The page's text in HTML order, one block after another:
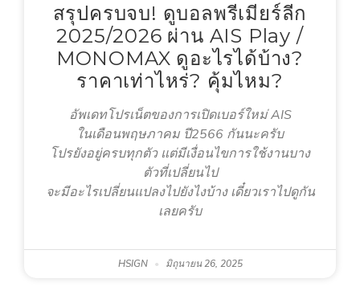
สรุปครบจบ! ดูบอลพรีเมียร์ลีก
2025/2026 ผ่าน AIS Play /
MONOMAX ดูอะไรได้บ้าง?
ราคาเท่าไหร่? คุ้มไหม?
อัพเดทโปรเน็ตของการเปิดเบอร์ใหม่ AIS
ในเดือนพฤษภาคม ปี2566 กันนะครับ
โปรยังอยู่ครบทุกตัว แต่มีเงื่อนไขการใช้งานบาง
ตัวที่เปลี่ยนไป
จะมีอะไรเปลี่ยนแปลงไปยังไงบ้าง เดี๋ยวเราไปดูกัน
เลยครับ
HSIGN มิถุนายน 26, 2025